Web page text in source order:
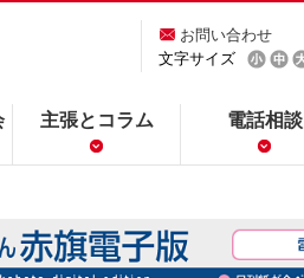
お問い合わせ
文字サイズ
主張とコラム 電話相談